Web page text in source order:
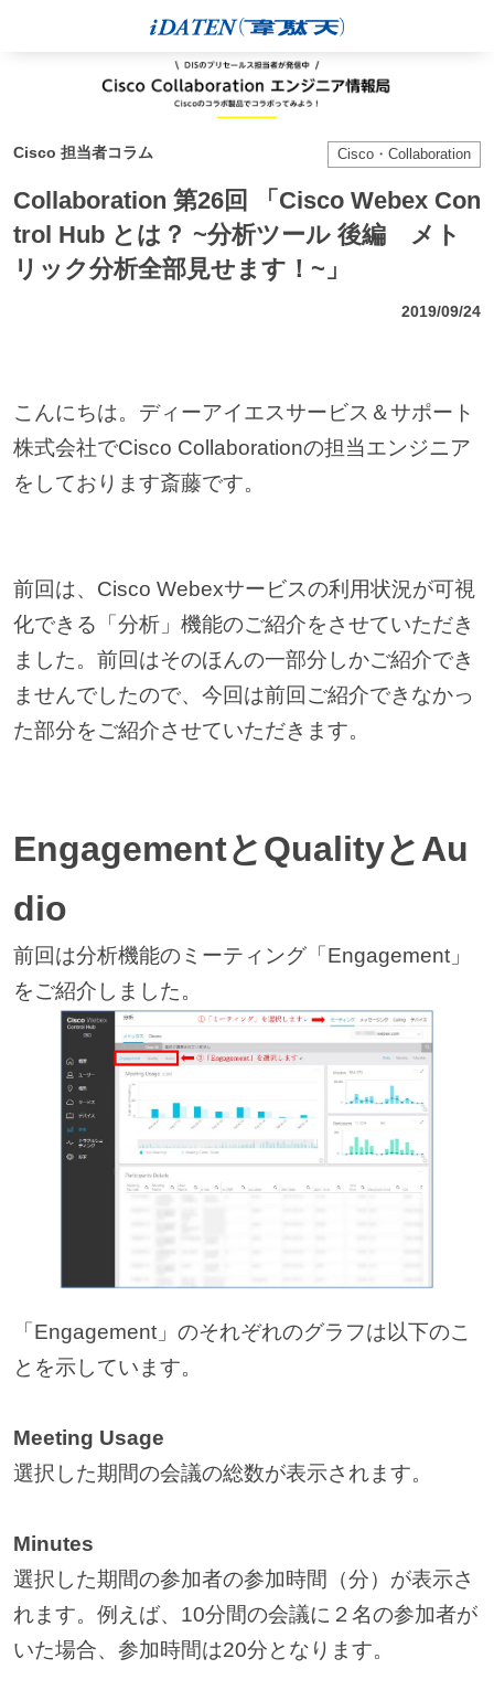
Cisco 担当者コラム Cisco・Collaboration
Collaboration 第26回 「Cisco Webex Con
trol Hub とは？ ~分析ツール 後編 メト
リック分析全部見せます！~」
2019/09/24
こんにちは。ディーアイエスサービス＆サポート
株式会社でCisco Collaborationの担当エンジニア
をしております斎藤です。
前回は、Cisco Webexサービスの利用状況が可視
化できる「分析」機能のご紹介をさせていただき
ました。前回はそのほんの一部分しかご紹介でき
ませんでしたので、今回は前回ご紹介できなかっ
た部分をご紹介させていただきます。
EngagementとQualityとAu
dio
前回は分析機能のミーティング「Engagement」
をご紹介しました。
「Engagement」のそれぞれのグラフは以下のこ
とを示しています。
Meeting Usage
選択した期間の会議の総数が表示されます。
Minutes
選択した期間の参加者の参加時間（分）が表示さ
れます。例えば、10分間の会議に２名の参加者が
いた場合、参加時間は20分となります。